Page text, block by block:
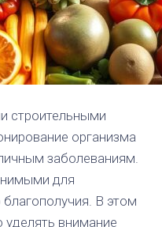
строительными
организма
заболеваниям.
для
В этом
уделять внимание